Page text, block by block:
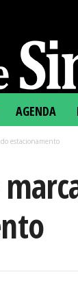
AGENDA
estacionamento